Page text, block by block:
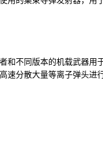
和不同版本的机载武器用
速分散大量等离子弹头进